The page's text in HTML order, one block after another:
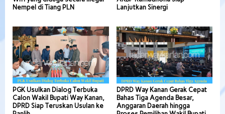
Nempel di Tiang PLN
Lanjutkan Sinergi
PGK Usulkan Dialog Terbuka
Calon Wakil Bupati Way Kanan,
DPRD Siap Teruskan Usulan ke
DPRD Way Kanan Gerak Cepat
Bahas Tiga Agenda Besar,
Anggaran Daerah hingga